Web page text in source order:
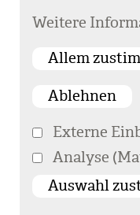
Weitere
Externe
Analyse